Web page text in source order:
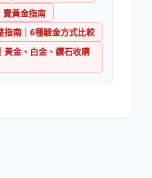
賣黃金指南
指南｜6種驗金方式比較
黃金、白金、鑽石收購